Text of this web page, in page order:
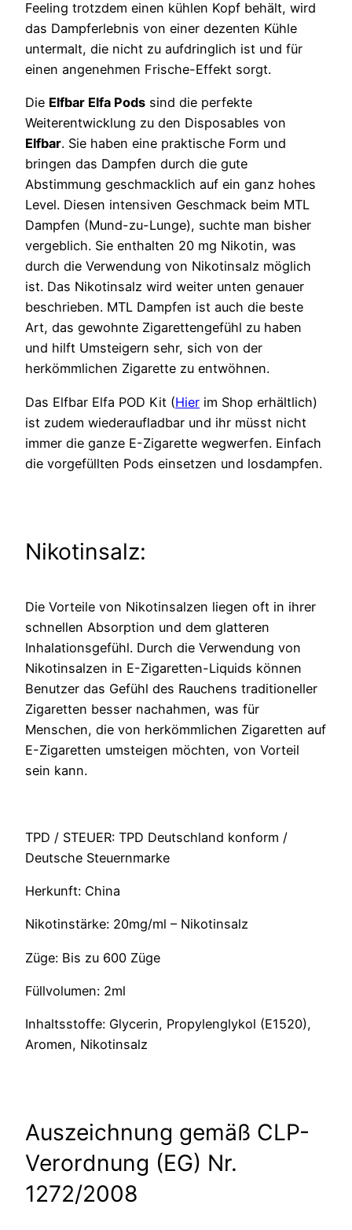
Feeling trotzdem einen kühlen Kopf behält, wird
das Dampferlebnis von einer dezenten Kühle
untermalt, die nicht zu aufdringlich ist und für
einen angenehmen Frische-Effekt sorgt.
Die Elfbar Elfa Pods sind die perfekte
Weiterentwicklung zu den Disposables von
Elfbar. Sie haben eine praktische Form und
bringen das Dampfen durch die gute
Abstimmung geschmacklich auf ein ganz hohes
Level. Diesen intensiven Geschmack beim MTL
Dampfen (Mund-zu-Lunge), suchte man bisher
vergeblich. Sie enthalten 20 mg Nikotin, was
durch die Verwendung von Nikotinsalz möglich
ist. Das Nikotinsalz wird weiter unten genauer
beschrieben. MTL Dampfen ist auch die beste
Art, das gewohnte Zigarettengefühl zu haben
und hilft Umsteigern sehr, sich von der
herkömmlichen Zigarette zu entwöhnen.
Das Elfbar Elfa POD Kit (Hier im Shop erhältlich)
ist zudem wiederaufladbar und ihr müsst nicht
immer die ganze E-Zigarette wegwerfen. Einfach
die vorgefüllten Pods einsetzen und losdampfen.
Nikotinsalz:
Die Vorteile von Nikotinsalzen liegen oft in ihrer
schnellen Absorption und dem glatteren
Inhalationsgefühl. Durch die Verwendung von
Nikotinsalzen in E-Zigaretten-Liquids können
Benutzer das Gefühl des Rauchens traditioneller
Zigaretten besser nachahmen, was für
Menschen, die von herkömmlichen Zigaretten auf
E-Zigaretten umsteigen möchten, von Vorteil
sein kann.
TPD / STEUER: TPD Deutschland konform /
Deutsche Steuernmarke
Herkunft: China
Nikotinstärke: 20mg/ml – Nikotinsalz
Züge: Bis zu 600 Züge
Füllvolumen: 2ml
Inhaltsstoffe: Glycerin, Propylenglykol (E1520),
Aromen, Nikotinsalz
Auszeichnung gemäß CLP-
Verordnung (EG) Nr.
1272/2008